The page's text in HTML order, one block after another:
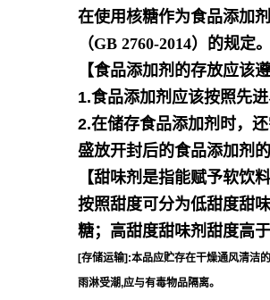
在使用核糖作为食品添加
（GB 2760-2014）的规定。
【食品添加剂的存放应该
1.食品添加剂应该按照先
2.在储存食品添加剂时，
盛放开封后的食品添加剂
【甜味剂是指能赋予软饮
按照甜度可分为低甜度甜
糖；高甜度甜味剂甜度高
[存储运输]:本品应贮存在干燥通风清洁
雨淋受潮,应与有毒物品隔离。